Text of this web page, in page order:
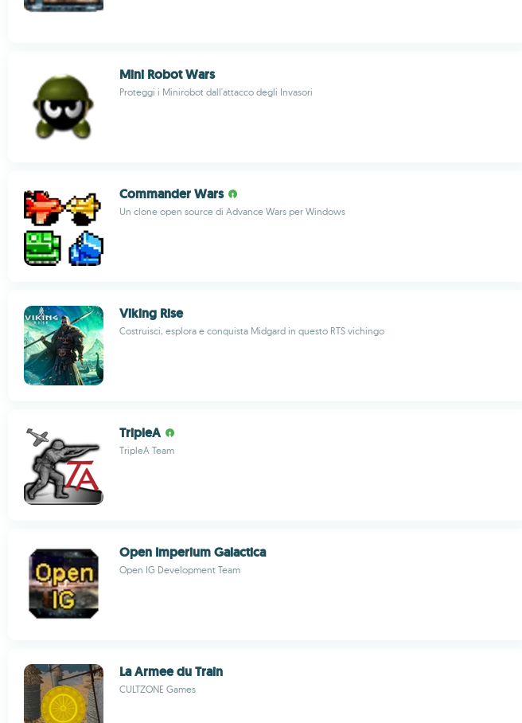
Mini Robot Wars
Proteggi i Minirobot dall'attacco degli Invasori
Commander Wars
Un clone open source di Advance Wars per Windows
Viking Rise
Costruisci, esplora e conquista Midgard in questo RTS vichingo
TripleA
TripleA Team
Open Imperium Galactica
Open IG Development Team
La Armee du Train
CULTZONE Games